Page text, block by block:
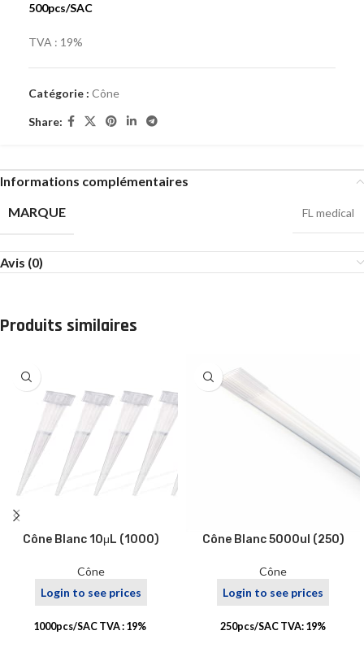
500pcs/SAC
TVA : 19%
Catégorie : Cône
Share:
Informations complémentaires
MARQUE
FL medical
Avis (0)
Produits similaires
Cône Blanc 10μL (1000)
Cône
Login to see prices
1000pcs/SAC TVA : 19%
Cône Blanc 5000ul (250)
Cône
Login to see prices
250pcs/SAC TVA: 19%